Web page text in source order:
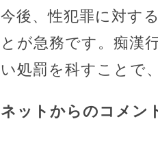
今後、性犯罪に対す
とが急務です。痴漢
い処罰を科すことで
ネットからのコメン